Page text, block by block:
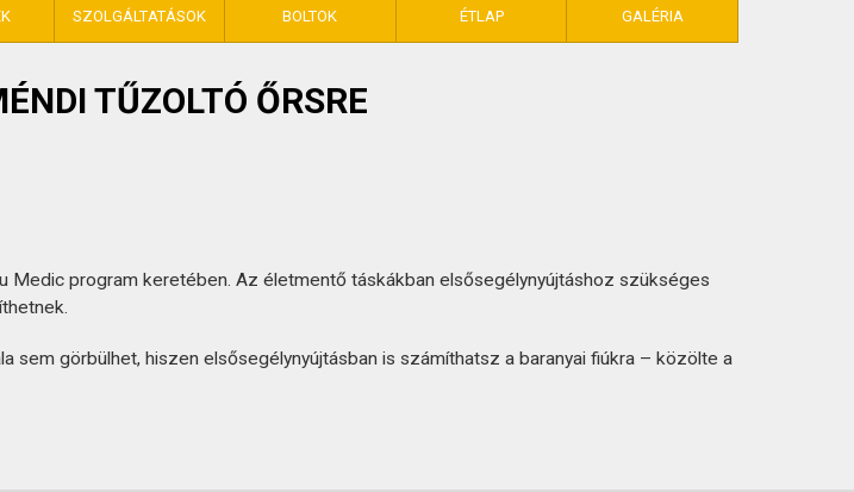
SZOLGÁLTATÁSOK BOLTOK ÉTLAP GALÉRIA
FELTÉTELEK
TŰZOLTÓ ŐRSRE
program keretében. Az életmentő táskákban elsősegélynyújtáshoz szükséges
sem görbülhet, hiszen elsősegélynyújtásban is számíthatsz a baranyai fiúkra – közölte a